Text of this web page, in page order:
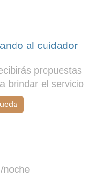
al cuidador
propuestas
brindar el servicio
/noche